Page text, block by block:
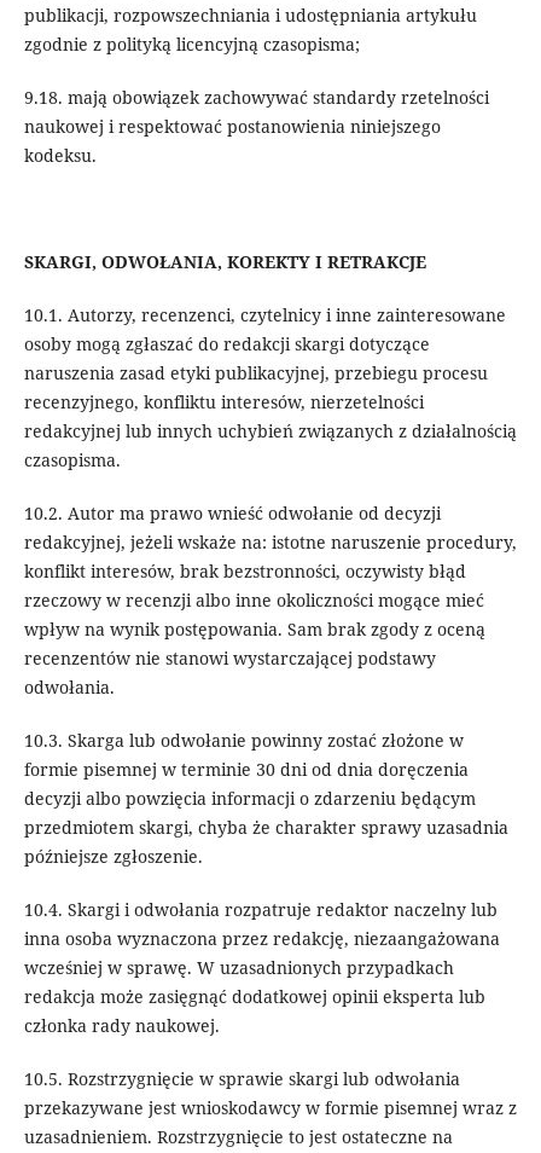
publikacji, rozpowszechniania i udostępniania artykułu
zgodnie z polityką licencyjną czasopisma;
9.18. mają obowiązek zachowywać standardy rzetelności
naukowej i respektować postanowienia niniejszego
kodeksu.
SKARGI, ODWOŁANIA, KOREKTY I RETRAKCJE
10.1. Autorzy, recenzenci, czytelnicy i inne zainteresowane
osoby mogą zgłaszać do redakcji skargi dotyczące
naruszenia zasad etyki publikacyjnej, przebiegu procesu
recenzyjnego, konfliktu interesów, nierzetelności
redakcyjnej lub innych uchybień związanych z działalnością
czasopisma.
10.2. Autor ma prawo wnieść odwołanie od decyzji
redakcyjnej, jeżeli wskaże na: istotne naruszenie procedury,
konflikt interesów, brak bezstronności, oczywisty błąd
rzeczowy w recenzji albo inne okoliczności mogące mieć
wpływ na wynik postępowania. Sam brak zgody z oceną
recenzentów nie stanowi wystarczającej podstawy
odwołania.
10.3. Skarga lub odwołanie powinny zostać złożone w
formie pisemnej w terminie 30 dni od dnia doręczenia
decyzji albo powzięcia informacji o zdarzeniu będącym
przedmiotem skargi, chyba że charakter sprawy uzasadnia
późniejsze zgłoszenie.
10.4. Skargi i odwołania rozpatruje redaktor naczelny lub
inna osoba wyznaczona przez redakcję, niezaangażowana
wcześniej w sprawę. W uzasadnionych przypadkach
redakcja może zasięgnąć dodatkowej opinii eksperta lub
członka rady naukowej.
10.5. Rozstrzygnięcie w sprawie skargi lub odwołania
przekazywane jest wnioskodawcy w formie pisemnej wraz z
uzasadnieniem. Rozstrzygnięcie to jest ostateczne na